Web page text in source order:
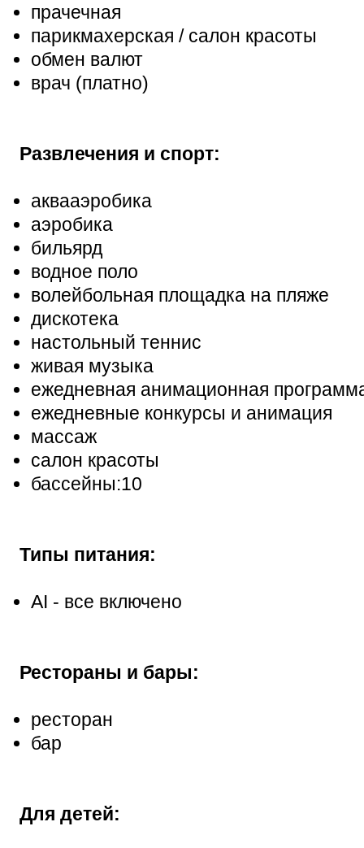
прачечная
парикмахерская / салон красоты
обмен валют
врач (платно)
Развлечения и спорт:
аквааэробика
аэробика
бильярд
водное поло
волейбольная площадка на пляже
дискотека
настольный теннис
живая музыка
ежедневная анимационная
ежедневные конкурсы и анимация
массаж
салон красоты
бассейны:10
Типы питания:
АI - все включено
Рестораны и бары:
ресторан
бар
Для детей: